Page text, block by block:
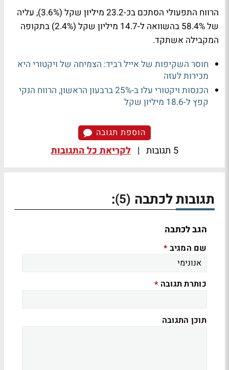
הרווח התפעולי הסתכם בכ-23.2 מיליון שקל (3.6%), עליה
של 58.4% בהשוואה ל-14.7 מיליון שקל (2.4%) בתקופה
המקבילה אשתקד.
חוסר השקיפות של אייל רביד: הצמיחה של ויקטורי היא
מכירות לעזה
הכנסות ויקטורי עלו ב-25% ברבעון הראשון, הרווח הנקי
קפץ ל-18.6 מיליון שקל
הוספת תגובה
5 תגובות | לקריאת כל התגובות
תגובות לכתבה (5)
:
הגב לכתבה
שם המגיב *
כותרת תגובה *
תוכן התגובה